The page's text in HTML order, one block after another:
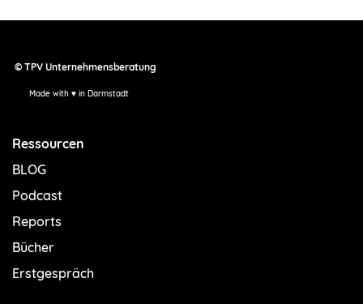
© TPV Unternehmensberatung
Made with ♥ in Darmstadt
Ressourcen
BLOG
Podcast
Reports
Bücher
Erstgespräch